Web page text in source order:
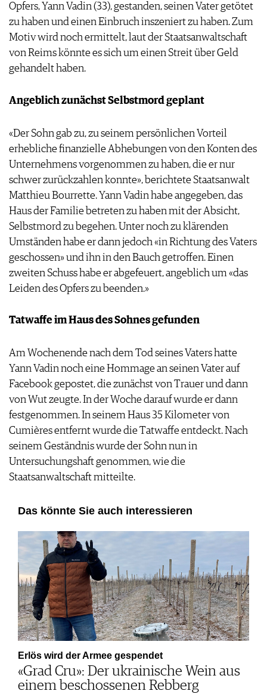
Opfers, Yann Vadin (33), gestanden, seinen Vater getötet
zu haben und einen Einbruch inszeniert zu haben. Zum
Motiv wird noch ermittelt, laut der Staatsanwaltschaft
von Reims könnte es sich um einen Streit über Geld
gehandelt haben.
Angeblich zunächst Selbstmord geplant
«Der Sohn gab zu, zu seinem persönlichen Vorteil
erhebliche finanzielle Abhebungen von den Konten des
Unternehmens vorgenommen zu haben, die er nur
schwer zurückzahlen konnte», berichtete Staatsanwalt
Matthieu Bourrette. Yann Vadin habe angegeben, das
Haus der Familie betreten zu haben mit der Absicht,
Selbstmord zu begehen. Unter noch zu klärenden
Umständen habe er dann jedoch «in Richtung des Vaters
geschossen» und ihn in den Bauch getroffen. Einen
zweiten Schuss habe er abgefeuert, angeblich um «das
Leiden des Opfers zu beenden.»
Tatwaffe im Haus des Sohnes gefunden
Am Wochenende nach dem Tod seines Vaters hatte
Yann Vadin noch eine Hommage an seinen Vater auf
Facebook gepostet, die zunächst von Trauer und dann
von Wut zeugte. In der Woche darauf wurde er dann
festgenommen. In seinem Haus 35 Kilometer von
Cumières entfernt wurde die Tatwaffe entdeckt. Nach
seinem Geständnis wurde der Sohn nun in
Untersuchungshaft genommen, wie die
Staatsanwaltschaft mitteilte.
Das könnte Sie auch interessieren
Erlös wird der Armee gespendet
«Grad Cru»: Der ukrainische Wein aus
einem beschossenen Rebberg